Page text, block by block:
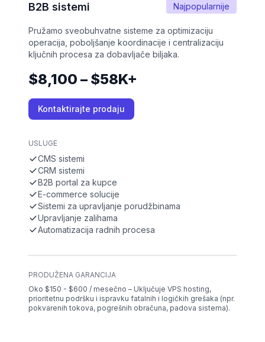
Najpopularnije
B2B sistemi
Pružamo sveobuhvatne sisteme za optimizaciju
operacija, poboljšanje koordinacije i centralizaciju
ključnih procesa za dobavljače biljaka.
$8,100 – $58K+
Kontaktirajte prodaju
USLUGE
CMS sistemi
CRM sistemi
B2B portal za kupce
E-commerce solucije
Sistemi za upravljanje porudžbinama
Upravljanje zalihama
Automatizacija radnih procesa
PRODUŽENA GARANCIJA
Oko $150 - $600 / mesečno – Uključuje VPS hosting,
prioritetnu podršku i ispravku fatalnih i logičkih grešaka (npr.
pokvarenih tokova, pogrešnih obračuna, padova sistema).